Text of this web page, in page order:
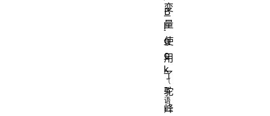
变
量
使
用
了
驼
峰
B
l
o
c
k